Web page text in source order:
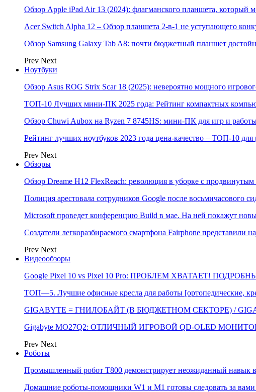
Обзор Apple iPad Air 13 (2024): флагманского планшета, который
Acer Switch Alpha 12 – Обзор планшета 2-в-1 не уступающего
Обзор Samsung Galaxy Tab A8: почти бюджетный планшет
Prev Next
Ноутбуки
Обзор Asus ROG Strix Scar 18 (2025): невероятно мощного
ТОП-10 Лучших мини-ПК 2025 года: Рейтинг компактных
Обзор Chuwi Aubox на Ryzen 7 8745HS: мини-ПК для игр и
Рейтинг лучших ноутбуков 2023 года цена-качество – ТОП-10 для
Prev Next
Обзоры
Обзор Dreame H12 FlexReach: революция в уборке с
Полиция арестовала сотрудников Google после восьмичасового
Microsoft проведет конференцию Build в мае. На ней покажут
Создатели легкоразбираемого смартфона Fairphone представили
Prev Next
Видеообзоры
Google Pixel 10 vs Pixel 10 Pro: ПРОБЛЕМ ХВАТАЕТ!
ТОП—5. Лучшие офисные кресла для работы [ортопедические,
GIGABYTE = ГНИЛОБАЙТ (В БЮДЖЕТНОМ СЕКТОРЕ) /
Gigabyte MO27Q2: ОТЛИЧНЫЙ ИГРОВОЙ QD-OLED
Prev Next
Роботы
Промышленный робот Т800 демонстрирует неожиданный навык
Домашние роботы-помощники W1 и M1 готовы следовать за